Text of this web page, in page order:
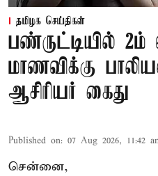
தமிழக செய்திகள்
பண்ருட்டியில் 2ம்
மாணவிக்கு
ஆசிரியர் கைது
Published on: 07 Aug 2026, 11:42
சென்னை,